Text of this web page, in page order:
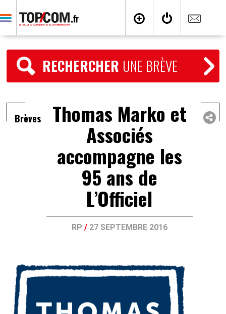
RECHERCHER UNE BRÈVE
Brèves Thomas Marko et
Associés
accompagne les
95 ans de
L’Officiel
RP / 27 SEPTEMBRE 2016